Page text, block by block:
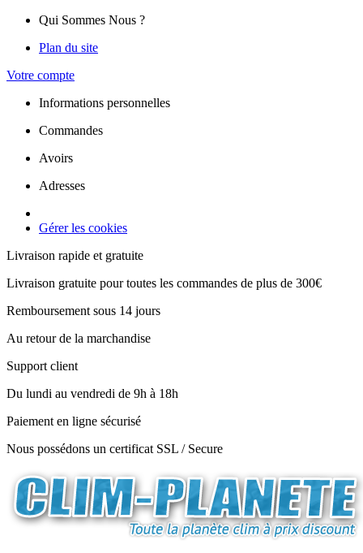
Qui Sommes Nous ?
Plan du site
Votre compte
Informations personnelles
Commandes
Avoirs
Adresses
Gérer les cookies
Livraison rapide et gratuite
Livraison gratuite pour toutes les commandes de plus de 300€
Remboursement sous 14 jours
Au retour de la marchandise
Support client
Du lundi au vendredi de 9h à 18h
Paiement en ligne sécurisé
Nous possédons un certificat SSL / Secure